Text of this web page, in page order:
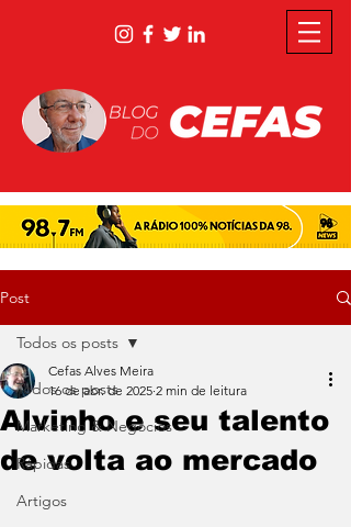
Post
Todos os posts
Marketing & Negócios
Rápidas
Artigos
Todos os posts
Alvinho e seu talento
de volta ao mercado
Cefas Alves Meira
16 de abr. de 2025 2 min de leitura